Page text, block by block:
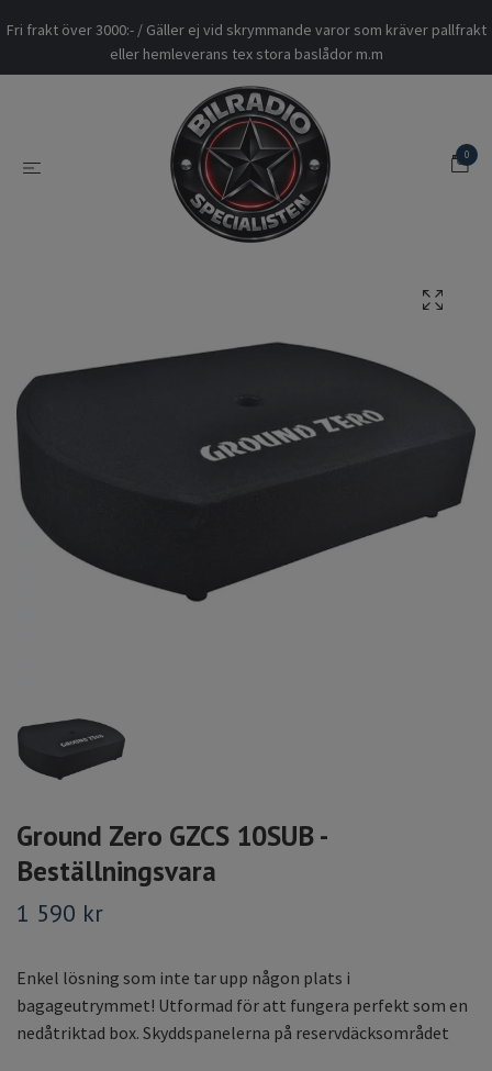
Fri frakt över 3000:- / Gäller ej vid skrymmande varor som kräver pallfrakt
eller hemleverans tex stora baslådor m.m
0
Ground Zero GZCS 10SUB -
Beställningsvara
1 590 kr
Enkel lösning som inte tar upp någon plats i
bagageutrymmet! Utformad för att fungera perfekt som en
nedåtriktad box. Skyddspanelerna på reservdäcksområdet